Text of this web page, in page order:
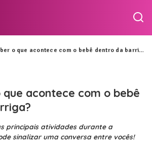
o que acontece com o bebê dentro da barriga?
que acontece com o bebê
principais atividades durante a
sinalizar uma conversa entre vocês!